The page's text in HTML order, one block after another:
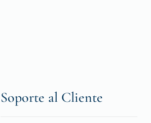
Soporte al Cliente